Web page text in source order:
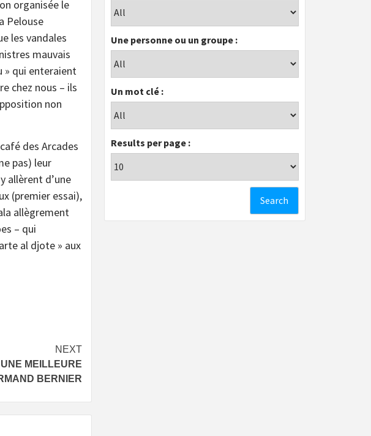
organisée le
Pelouse
les vandales
mauvais
» qui enteraient
chez nous – ils
non
des Arcades
pas) leur
allèrent d’une
(premier essai),
allègrement
– qui
al djote » aux
NEXT
MEILLEURE
BERNIER
Une personne ou un groupe :
Un mot clé :
Results per page :